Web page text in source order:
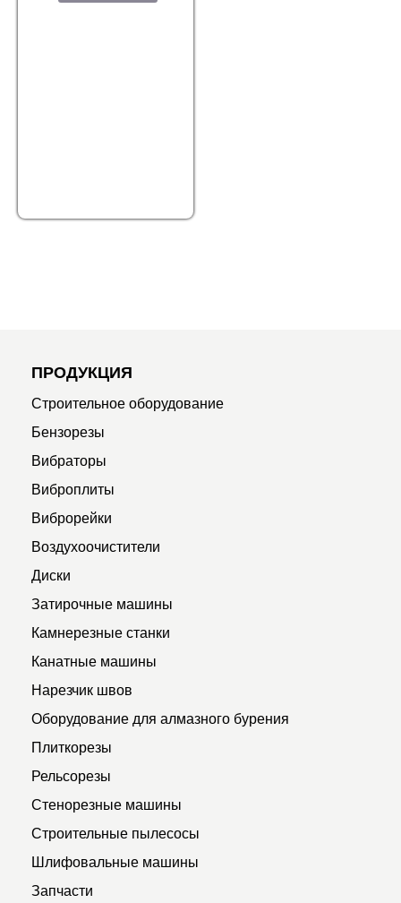
ПРОДУКЦИЯ
Строительное оборудование
Бензорезы
Вибраторы
Виброплиты
Виброрейки
Воздухоочистители
Диски
Затирочные машины
Камнерезные станки
Канатные машины
Нарезчик швов
Оборудование для алмазного бурения
Плиткорезы
Рельсорезы
Стенорезные машины
Строительные пылесосы
Шлифовальные машины
Запчасти